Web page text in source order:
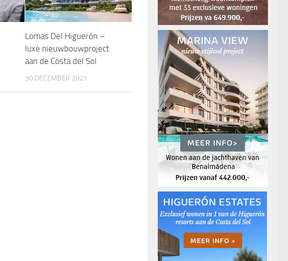
Lomas Del Higuerón –
luxe nieuwbouwproject
aan de Costa del Sol
30 DECEMBER 2021